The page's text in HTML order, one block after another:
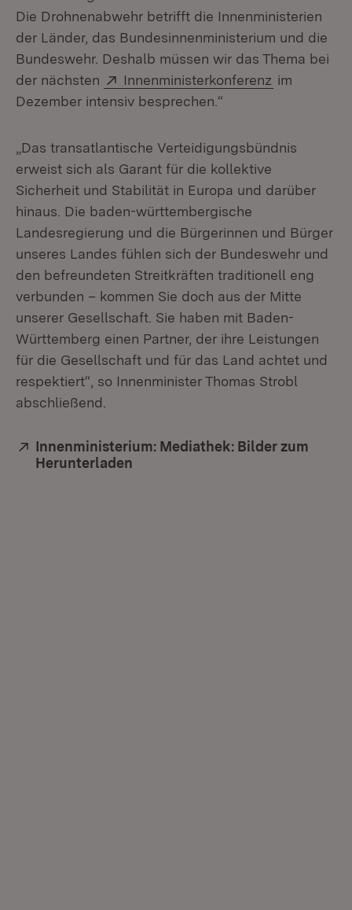
Die Drohnenabwehr betrifft die Innenministerien
der Länder, das Bundesinnenministerium und die
Bundeswehr. Deshalb müssen wir das Thema bei
der nächsten
Extern:
Innenministerkonferenz (Öffnet in
im
Dezember intensiv besprechen.“
„Das transatlantische Verteidigungsbündnis
erweist sich als Garant für die kollektive
Sicherheit und Stabilität in Europa und darüber
hinaus. Die baden-württembergische
Landesregierung und die Bürgerinnen und Bürger
unseres Landes fühlen sich der Bundeswehr und
den befreundeten Streitkräften traditionell eng
verbunden – kommen Sie doch aus der Mitte
unserer Gesellschaft. Sie haben mit Baden-
Württemberg einen Partner, der ihre Leistungen
für die Gesellschaft und für das Land achtet und
respektiert“, so Innenminister Thomas Strobl
abschließend.
Extern:
Innenministerium: Mediathek: Bilder zum
Herunterladen